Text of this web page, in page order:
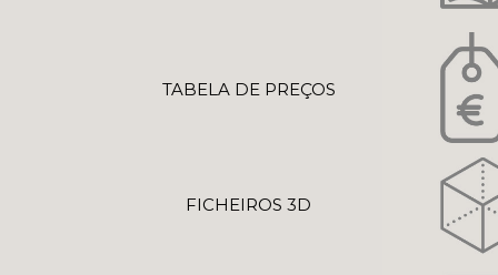
TABELA DE PREÇOS
FICHEIROS 3D